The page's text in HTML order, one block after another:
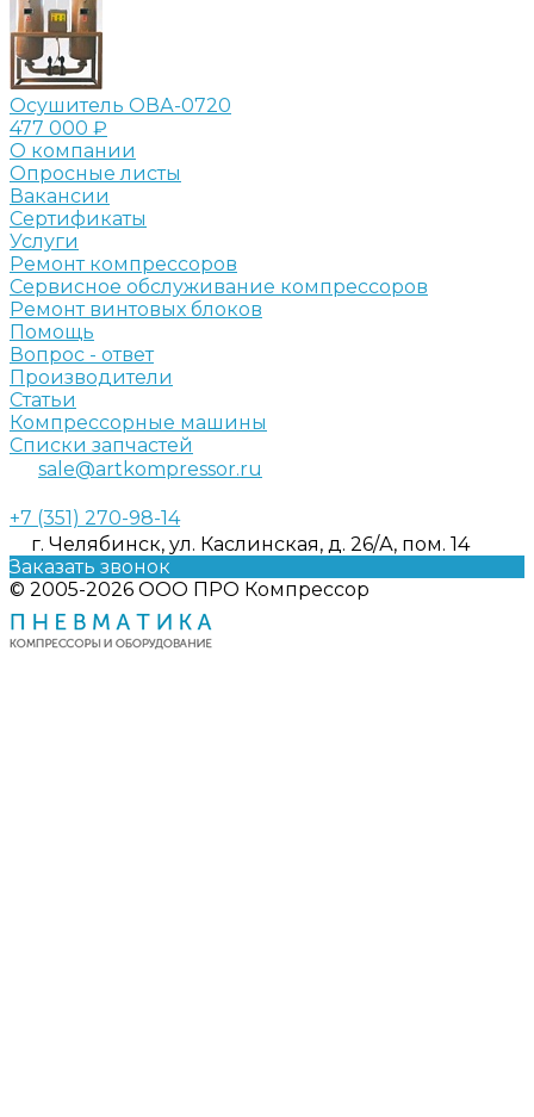
Осушитель ОВА-0720
477 000 ₽
О компании
Опросные листы
Вакансии
Сертификаты
Услуги
Ремонт компрессоров
Сервисное обслуживание компрессоров
Ремонт винтовых блоков
Помощь
Вопрос - ответ
Производители
Статьи
Компрессорные машины
Списки запчастей
sale@artkompressor.ru
+7 (351) 270-98-14
г. Челябинск, ул. Каслинская, д. 26/А, пом. 14
Заказать звонок
© 2005-2026 ООО ПРО Компрессор